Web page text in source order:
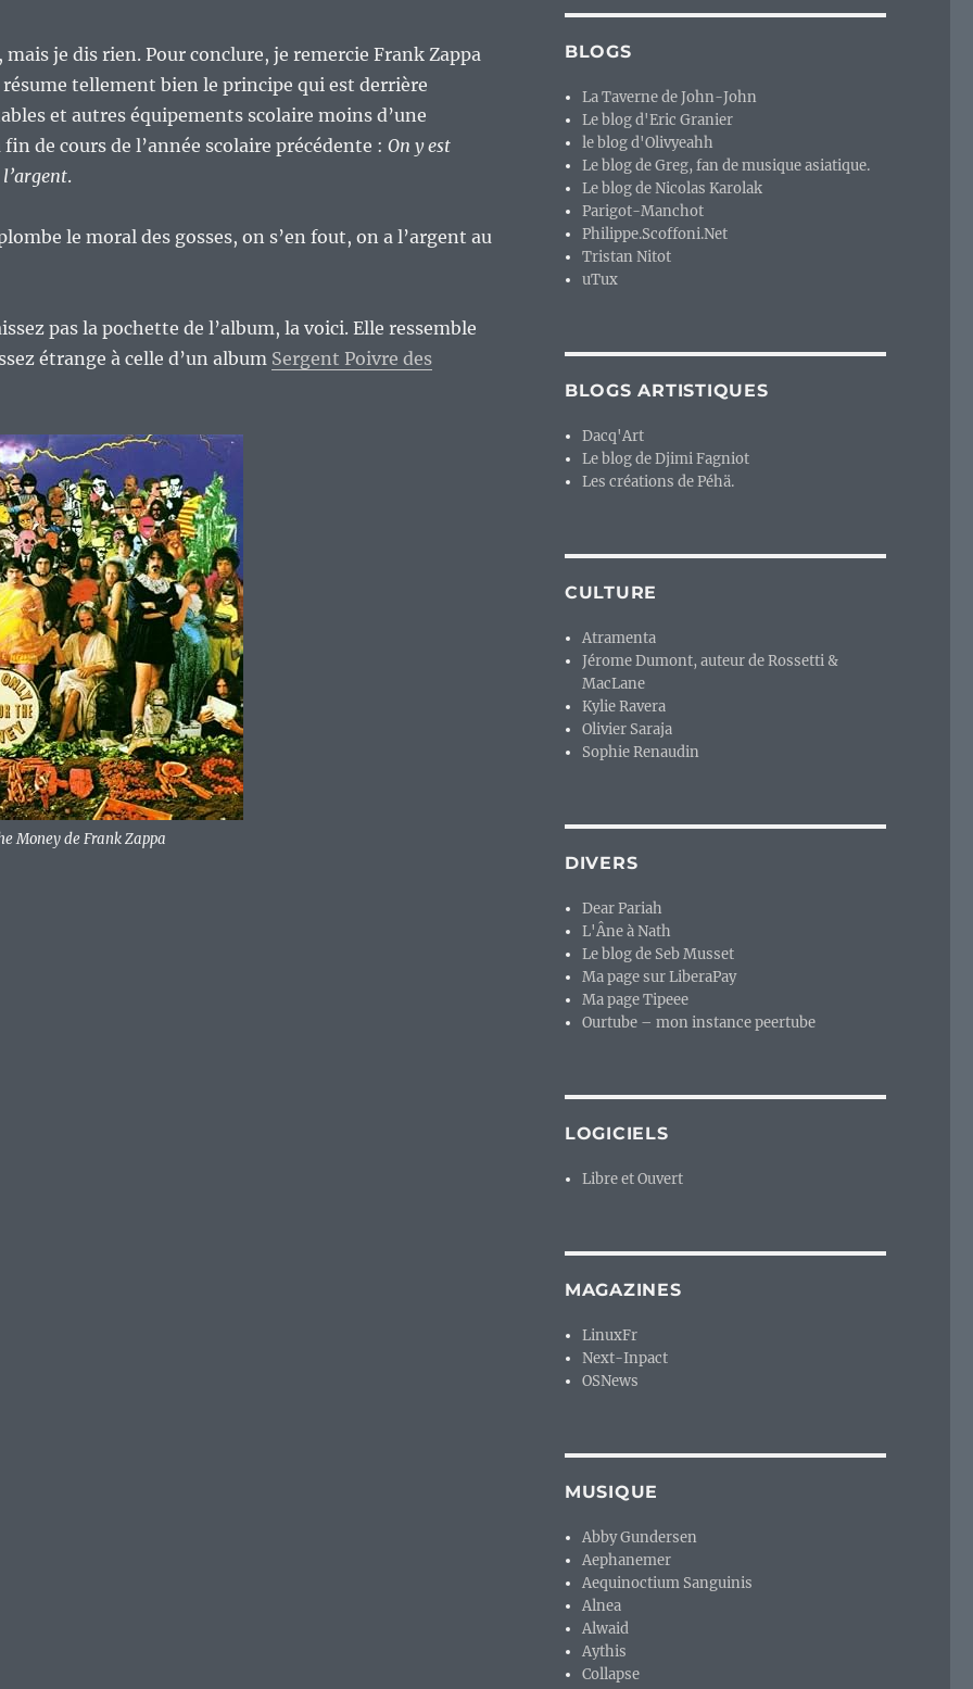
mais je dis rien. Pour conclure, je remercie Frank Zappa
tellement bien le principe qui est derrière
et autres équipements scolaire moins d’une
de cours de l’année scolaire précédente : On y est
.
le moral des gosses, on s’en fout, on a l’argent au
pas la pochette de l’album, la voici. Elle ressemble
étrange à celle d’un album Sergent Poivre des
Money de Frank Zappa
BLOGS
La Taverne de John-John
Le blog d'Eric Granier
le blog d'Olivyeahh
Le blog de Greg, fan de musique asiatique.
Le blog de Nicolas Karolak
Parigot-Manchot
Philippe.Scoffoni.Net
Tristan Nitot
uTux
BLOGS ARTISTIQUES
Dacq'Art
Le blog de Djimi Fagniot
Les créations de Péhä.
CULTURE
Atramenta
Jérome Dumont, auteur de Rossetti &
MacLane
Kylie Ravera
Olivier Saraja
Sophie Renaudin
DIVERS
Dear Pariah
L'Âne à Nath
Le blog de Seb Musset
Ma page sur LiberaPay
Ma page Tipeee
Ourtube – mon instance peertube
LOGICIELS
Libre et Ouvert
MAGAZINES
LinuxFr
Next-Inpact
OSNews
MUSIQUE
Abby Gundersen
Aephanemer
Aequinoctium Sanguinis
Alnea
Alwaid
Aythis
Collapse